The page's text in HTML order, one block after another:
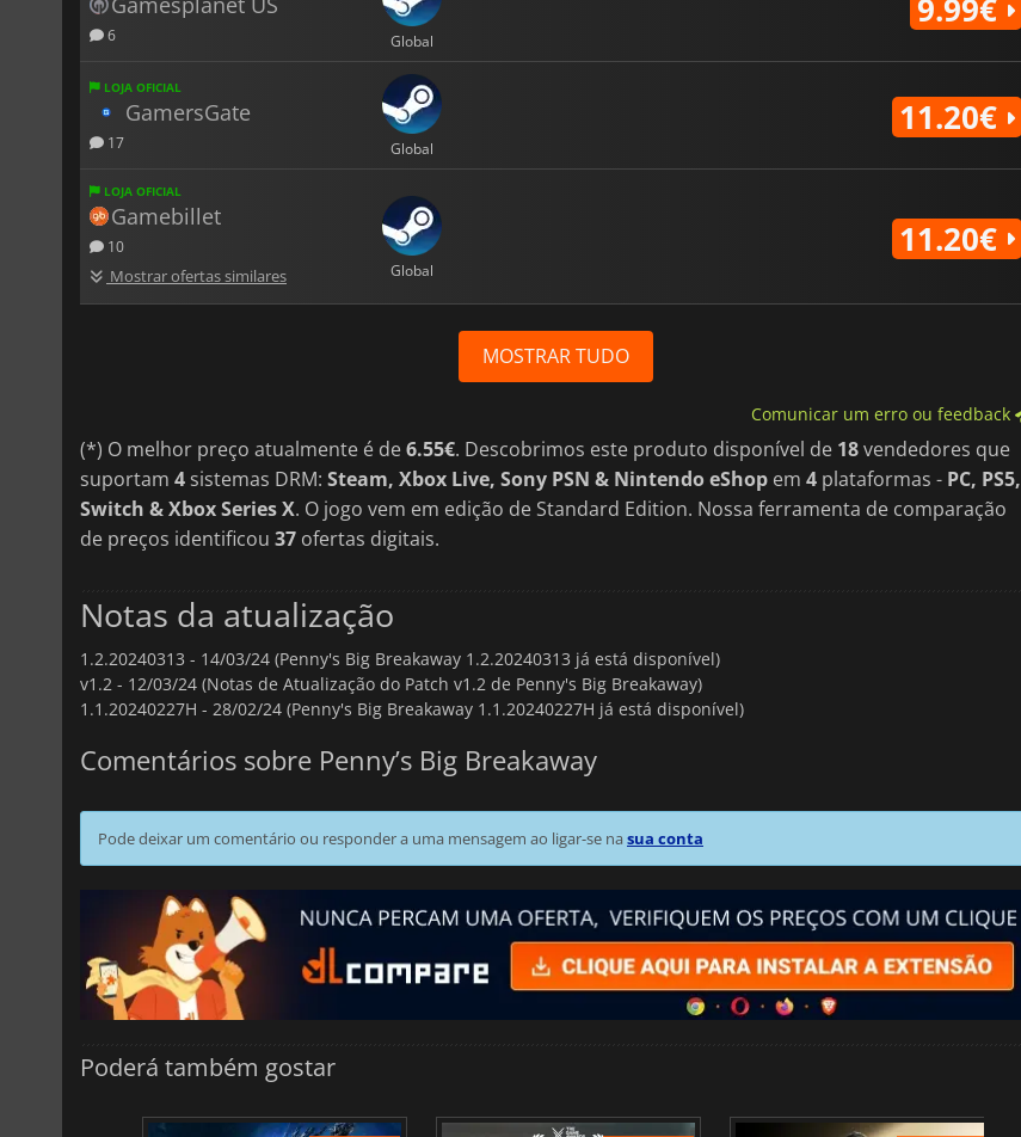
6 Global
9.99€
LOJA OFICIAL
GamersGate
17 Global
11.20€
LOJA OFICIAL
Gamebillet
10
Mostrar ofertas similares Global
11.20€
MOSTRAR TUDO
Comunicar um erro ou feedback
(*) O melhor preço atualmente é de6.55€. Descobrimos este produto disponível de 18vendedores que
suportam 4 sistemas DRM: Steam, Xbox Live, Sony PSN & Nintendo eShop em 4 plataformas - PC, PS5,
Switch & Xbox Series X. O jogo vem em edição de Standard Edition. Nossa ferramenta de comparação
de preços identificou 37 ofertas digitais.
Notas da atualização
1.2.20240313 - 14/03/24 (Penny's Big Breakaway 1.2.20240313 já está disponível)
v1.2 - 12/03/24 (Notas de Atualização do Patch v1.2 de Penny's Big Breakaway)
1.1.20240227H - 28/02/24 (Penny's Big Breakaway 1.1.20240227H já está disponível)
Comentários sobre Penny’s Big Breakaway
Pode deixar um comentário ou responder a uma mensagem ao ligar-se nasua conta
Poderá também gostar